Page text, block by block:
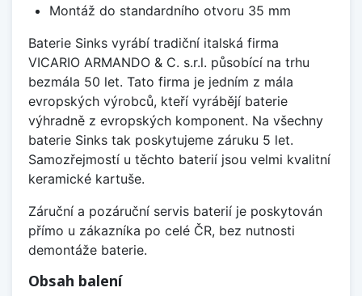
Montáž do standardního otvoru 35 mm
Baterie Sinks vyrábí tradiční italská firma
VICARIO ARMANDO & C. s.r.l. působící na trhu
bezmála 50 let. Tato firma je jedním z mála
evropských výrobců, kteří vyrábějí baterie
výhradně z evropských komponent. Na všechny
baterie Sinks tak poskytujeme záruku 5 let.
Samozřejmostí u těchto baterií jsou velmi kvalitní
keramické kartuše.
Záruční a pozáruční servis baterií je poskytován
přímo u zákazníka po celé ČR, bez nutnosti
demontáže baterie.
Obsah balení